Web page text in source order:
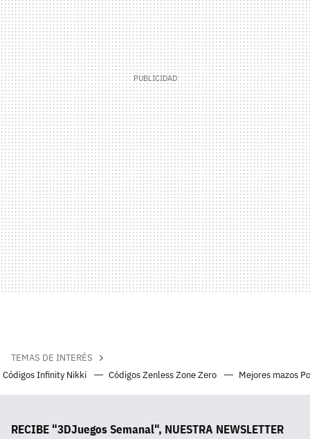
TEMAS DE INTERÉS
Códigos Infinity Nikki
Códigos Zenless Zone Zero Mejores mazos
RECIBE "3DJuegos Semanal", NUESTRA NEWSLETTER